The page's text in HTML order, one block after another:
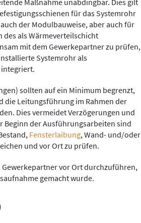
für das Systemrohr
der Modulbauweise, aber auch für
als Wärmeverteilschicht
mit dem Gewerkepartner zu prüfen,
Systemrohr als
sollten auf ein Minimum begrenzt,
die Leitungsführung im Rahmen der
Dies vermeidet Verzögerungen und
Beginn der Ausführungsarbeiten sind
Fensterlaibung, Wand- und/oder
und vor Ort zu prüfen.
vor Ort durchzuführen,
gemacht wurde.